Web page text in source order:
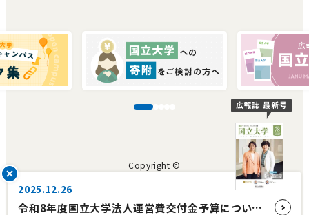
2025.12.26
令和8年度国立大学法人運営費交付金予算について【国立大学協会会長コメント】
広報誌 最新号
Copyright ©
The Japan Association of National Universities.